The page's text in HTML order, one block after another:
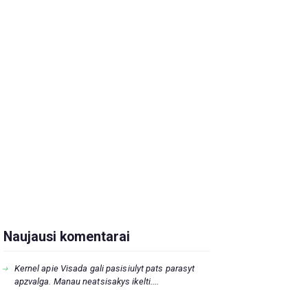
Naujausi komentarai
Kernel apie Visada gali pasisiulyt pats parasyt
apzvalga. Manau neatsisakys ikelti....